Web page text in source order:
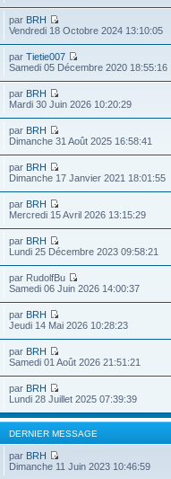
par BRH
Vendredi 18 Octobre 2024 13:10:05
parTietie007
Samedi 05 Décembre 2020 18:55:16
par BRH
Mardi 30 Juin 2026 10:20:29
par BRH
Dimanche 31 Août 2025 16:58:41
par BRH
Dimanche 17 Janvier 2021 18:01:55
par BRH
Mercredi 15 Avril 2026 13:15:29
par BRH
Lundi 25 Décembre 2023 09:58:21
par RudolfBu
Samedi 06 Juin 2026 14:00:37
par BRH
Jeudi 14 Mai 2026 10:28:23
par BRH
Samedi 01 Août 2026 21:51:21
par BRH
Lundi 28 Juillet 2025 07:39:39
DERNIER MESSAGE
par BRH
Dimanche 11 Juin 2023 10:46:59